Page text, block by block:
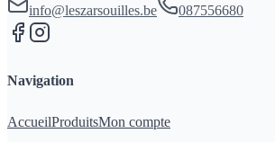
info@leszarsouilles.be 087556680
Navigation
AccueilProduitsMon compte